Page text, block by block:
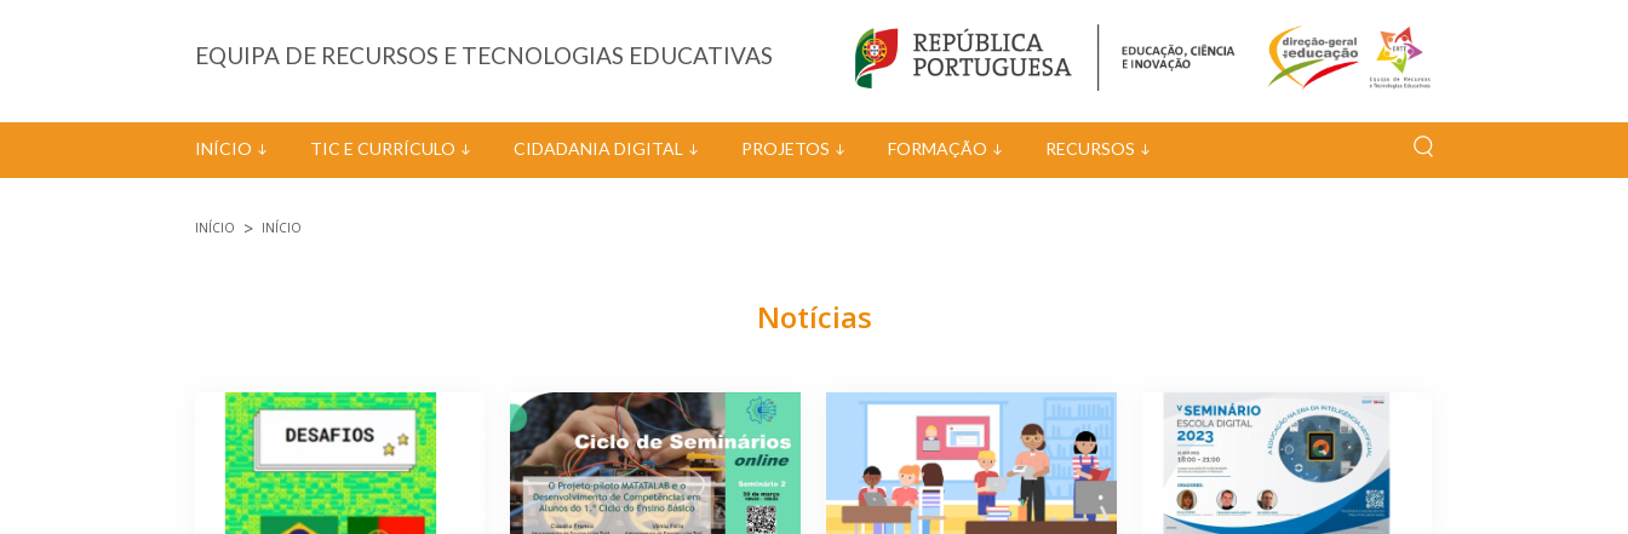
EQUIPA DE RECURSOS E TECNOLOGIAS EDUCATIVAS
INÍCIO TIC E CURRÍCULO CIDADANIA DIGITAL PROJETOS FORMAÇÃO RECURSOS
INÍCIO INÍCIO
Notícias
Páginas